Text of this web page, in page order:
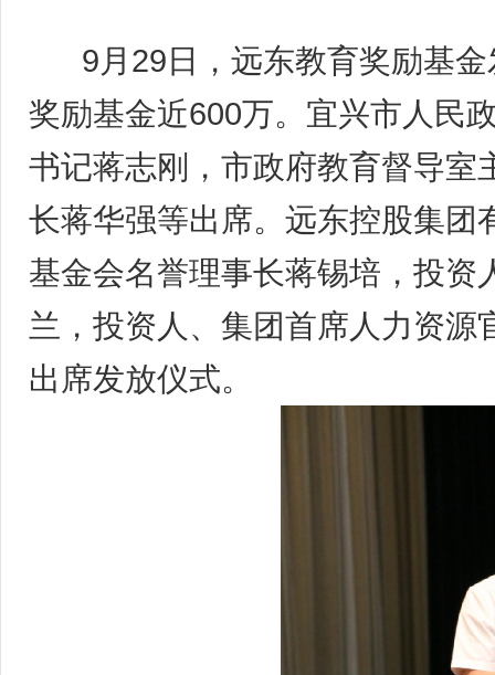
9月29日，远东教育奖励基金
奖励基金近600万。宜兴市人民
书记蒋志刚，市政府教育督导室
长蒋华强等出席。远东控股集团
基金会名誉理事长蒋锡培，投
兰，投资人、集团首席人力资
出席发放仪式。